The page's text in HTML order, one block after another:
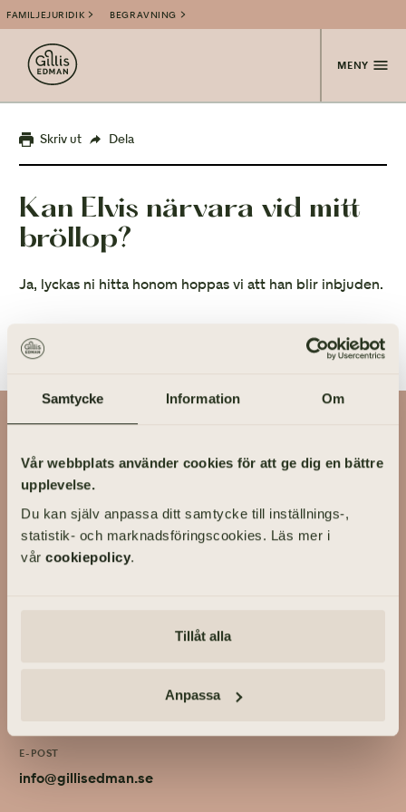
Samtycke Information Om
Vår webbplats använder cookies för att ge dig en bättre
upplevelse.
Du kan själv anpassa ditt samtycke till inställnings-,
statistik- och marknadsföringscookies. Läs mer i
vår cookiepolicy.
Tillåt alla
Anpassa
FAMILJEJURIDIK BEGRAVNING
MENY
Skriv ut Dela
Kan Elvis närvara vid mitt
bröllop?
Ja, lyckas ni hitta honom hoppas vi att han blir inbjuden.
På Gillis Edman har vi lång erfarenhet av att ta hand om livets
Västsverige hjälper vi kunder utforma personliga bröllop och
familjejuridik.
Om Gillis Edman
Kontakta oss
HBTQI-certifierad
E-POST
info@gillisedman.se